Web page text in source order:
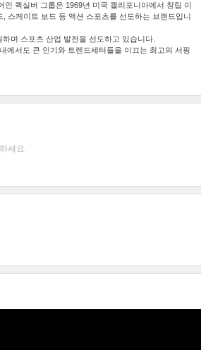
퀵실버 그룹은 1969년 미국 캘리포니아에서 창립 이
스케이트 보드 등 액션 스포츠를 선도하는 브랜드입니
며 스포츠 산업 발전을 선도하고 있습니다.
에서도 큰 인기와 트렌드세터들을 이끄는 최고의 서핑
세요.